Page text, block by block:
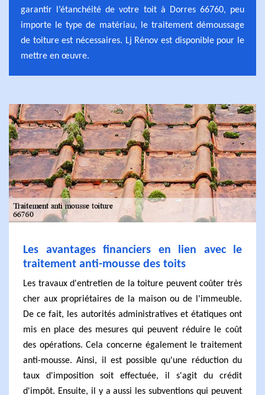
garantir l’étanchéité de votre toit à Dorres 66760, peu
importe le type de matériau, le traitement démoussage
de toiture est nécessaires. Lj Rénov est disponible pour le
mettre en œuvre.
Les avantages financiers en lien avec le
traitement anti-mousse des toits
Les travaux d'entretien de la toiture peuvent coûter très
cher aux propriétaires de la maison ou de l'immeuble.
De ce fait, les autorités administratives et étatiques ont
mis en place des mesures qui peuvent réduire le coût
des opérations. Cela concerne également le traitement
anti-mousse. Ainsi, il est possible qu'une réduction du
taux d'imposition soit effectuée, il s'agit du crédit
d'impôt. Ensuite, il y a aussi les subventions qui peuvent